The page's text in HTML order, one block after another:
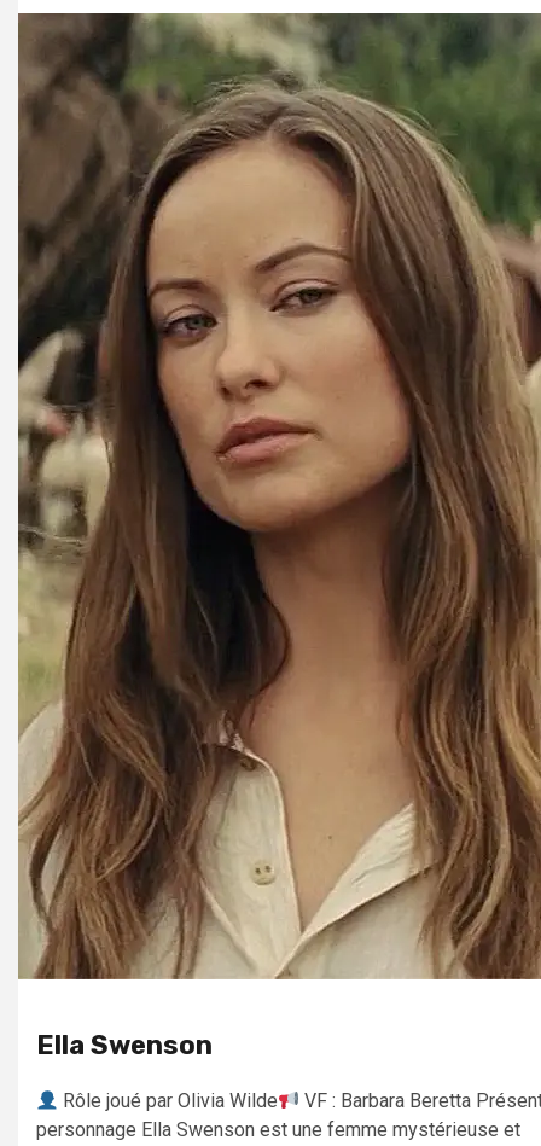
Ella Swenson
Rôle joué par Olivia Wilde
VF : Barbara Beretta
personnage Ella Swenson est une femme mystérieuse et